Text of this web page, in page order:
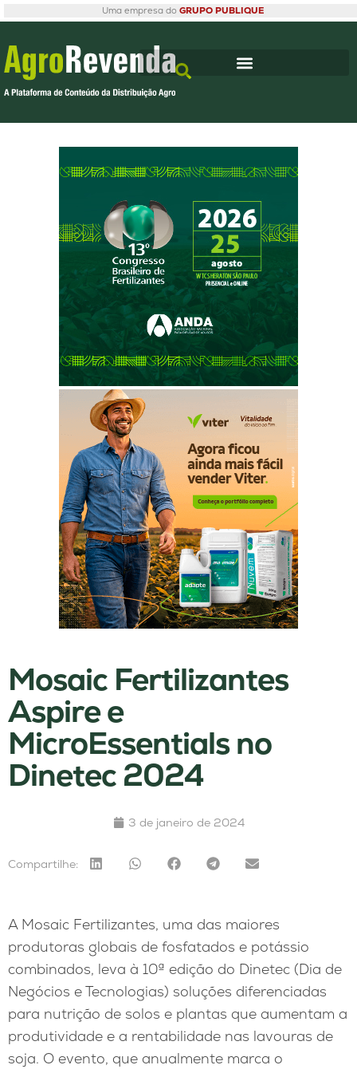
Uma empresa do GRUPO PUBLIQUE
Mosaic Fertilizantes
Aspire e
MicroEssentials no
Dinetec 2024
3 de janeiro de 2024
Compartilhe:
A Mosaic Fertilizantes, uma das maiores
produtoras globais de fosfatados e potássio
combinados, leva à 10ª edição do Dinetec (Dia de
Negócios e Tecnologias) soluções diferenciadas
para nutrição de solos e plantas que aumentam a
produtividade e a rentabilidade nas lavouras de
soja. O evento, que anualmente marca o